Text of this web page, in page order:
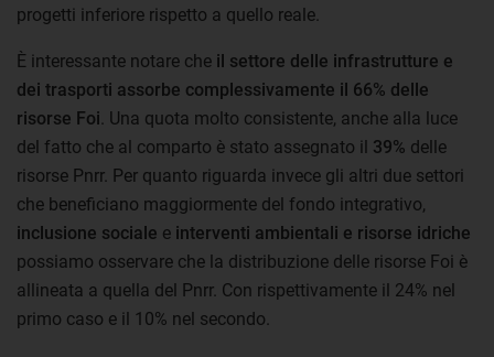
progetti inferiore rispetto a quello reale.
È interessante notare che il settore delle infrastrutture e
dei trasporti assorbe complessivamente il 66% delle
risorse Foi . Una quota molto consistente, anche alla luce
del fatto che al comparto è stato assegnato il 39% delle
risorse Pnrr. Per quanto riguarda invece gli altri due settori
che beneficiano maggiormente del fondo integrativo,
inclusione sociale e interventi ambientali e risorse idriche
possiamo osservare che la distribuzione delle risorse Foi è
allineata a quella del Pnrr. Con rispettivamente il 24% nel
primo caso e il 10% nel secondo.